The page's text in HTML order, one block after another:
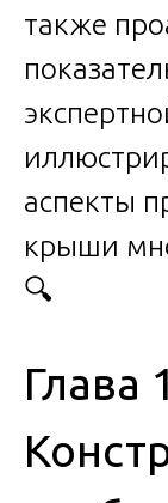
также
аспекты
крыши
🔍
Глава